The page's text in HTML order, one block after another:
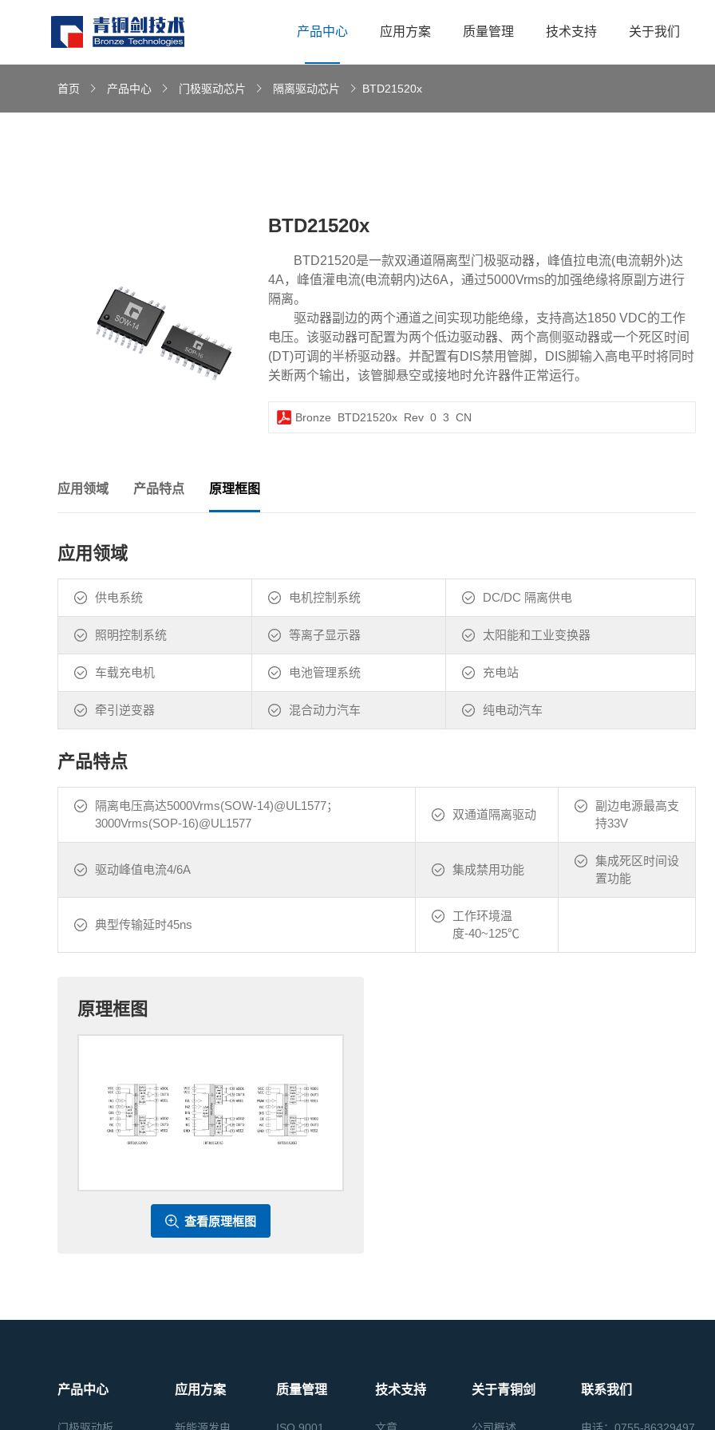
产品中心 应用方案 质量管理 技术支持 关于我们
首页 产品中心 门极驱动芯片 隔离驱动芯片 BTD21520x
BTD21520x
BTD21520是一款双通道隔离型门极驱动器，峰值拉电流(电流朝外)达
4A，峰值灌电流(电流朝内)达6A，通过5000Vrms的加强绝缘将原副方进行
隔离。
驱动器副边的两个通道之间实现功能绝缘，支持高达1850 VDC的工作
电压。该驱动器可配置为两个低边驱动器、两个高侧驱动器或一个死区时间
(DT)可调的半桥驱动器。并配置有DIS禁用管脚，DIS脚输入高电平时将同时
关断两个输出，该管脚悬空或接地时允许器件正常运行。
Bronze_BTD21520x_Rev_0_3_CN
应用领域 产品特点 原理框图
应用领域
供电系统 电机控制系统 DC/DC 隔离供电
照明控制系统 等离子显示器 太阳能和工业变换器
车载充电机 电池管理系统 充电站
牵引逆变器 混合动力汽车 纯电动汽车
产品特点
隔离电压高达5000Vrms(SOW-14)@UL1577；
3000Vrms(SOP-16)@UL1577
双通道隔离驱动
副边电源最高支
持33V
驱动峰值电流4/6A 集成禁用功能
集成死区时间设
置功能
典型传输延时45ns
工作环境温
度-40~125℃
原理框图
查看原理框图
产品中心 应用方案 质量管理 技术支持 关于青铜剑 联系我们